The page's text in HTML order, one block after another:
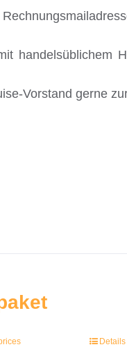
handelsüblichem
Vorstand gerne
Details